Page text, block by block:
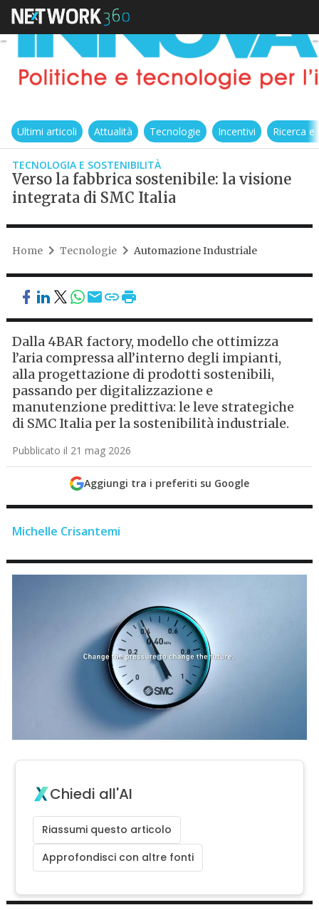
Ultimi articoli Attualità Tecnologie Incentivi Ricerca
TECNOLOGIA E SOSTENIBILITÀ
Verso la fabbrica sostenibile: la visione
integrata di SMC Italia
Home Tecnologie Automazione Industriale
Dalla 4BAR factory, modello che ottimizza
l’aria compressa all’interno degli impianti,
alla progettazione di prodotti sostenibili,
passando per digitalizzazione e
manutenzione predittiva: le leve strategiche
di SMC Italia per la sostenibilità industriale.
Pubblicato il 21 mag 2026
Aggiungi tra i preferiti su Google
Michelle Crisantemi
Chiedi all'AI
Riassumi questo articolo
Approfondisci con altre fonti